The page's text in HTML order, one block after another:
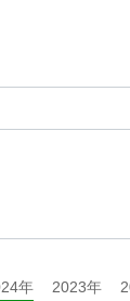
年 2023年